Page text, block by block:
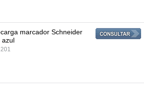
marcador Schneider
azul